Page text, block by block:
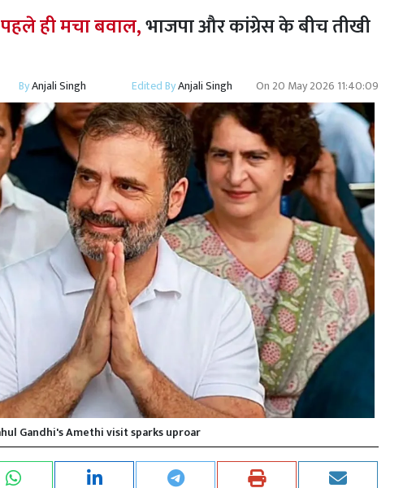
ही मचा बवाल,भाजपा और कांग्रेस के बीच तीखी
ByAnjali Singh Edited ByAnjali Singh On 20 May 2026 11:40:09
Gandhi's Amethi visit sparks uproar